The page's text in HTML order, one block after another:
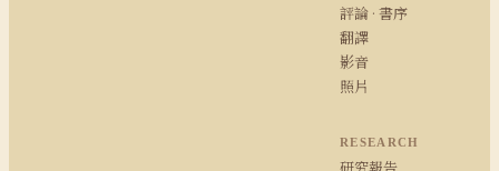
評論 · 書序
翻譯
影音
照片
RESEARCH